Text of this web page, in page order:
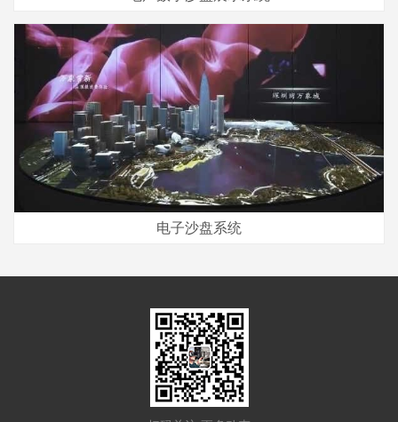
电子沙盘系统